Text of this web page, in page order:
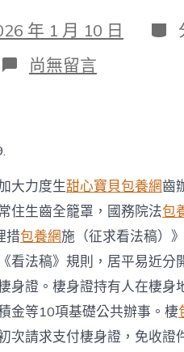
年 1 月 10 日 分
類
在
〈中
行
情
推
棲
身
證
制
有
穩
固
居
尚無留言
大力度生甜心寶貝包養網齒
住生齒全籠罩，國務院法包
措包養網施（征求看法稿）
看法稿》規則，居平易近分
身證。棲身證持有人在棲身
金等10項基礎公共辦事。棲
次請求支付棲身證，免收證